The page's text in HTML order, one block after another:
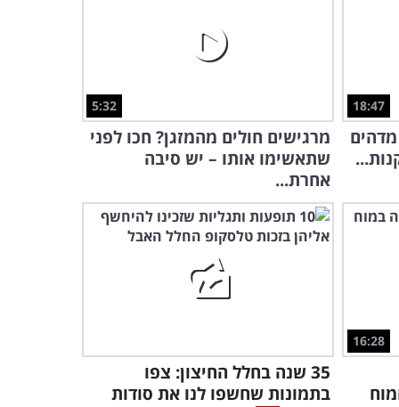
5:26
מה באמת עומד
הנוסחה של איינשטיין? הסבר מרתק!
45:17
נחתו – והם מוכנים לעבוד
בחינם!
5:54
אתגר לחכמים בלבד: האם
תצליחו לנצח את הווירוס
בחידה הזו?
18:47
5:32
מרגישים חולים מהמזגן? חכו לפני
שתאשימו אותו – יש סיבה
אחרת...
16:28
35 שנה בחלל החיצון: צפו
בתמונות שחשפו לנו את סודות